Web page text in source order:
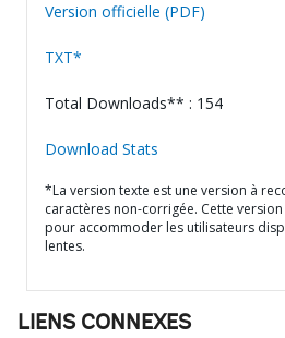
Version officielle (PDF)
TXT*
Total Downloads** : 154
Download Stats
*La version texte est une version à
caractères non-corrigée. Cette
pour accommoder les utilisateurs
lentes.
LIENS CONNEXES